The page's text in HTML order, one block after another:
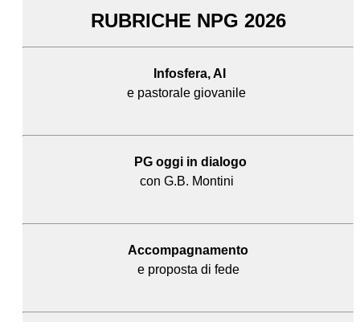
RUBRICHE NPG 2026
Infosfera, AI
e pastorale giovanile
PG oggi in dialogo
con G.B. Montini
Accompagnamento
e proposta di fede